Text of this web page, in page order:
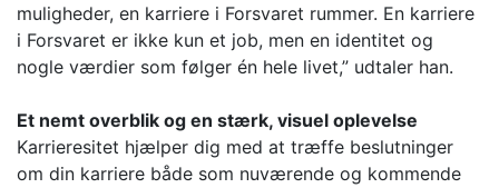
muligheder, en karriere i Forsvaret rummer. En karriere
i Forsvaret er ikke kun et job, men en identitet og
nogle værdier som følger én hele livet,” udtaler han.
Et nemt overblik og en stærk, visuel oplevelse
Karrieresitet hjælper dig med at træffe beslutninger
om din karriere både som nuværende og kommende